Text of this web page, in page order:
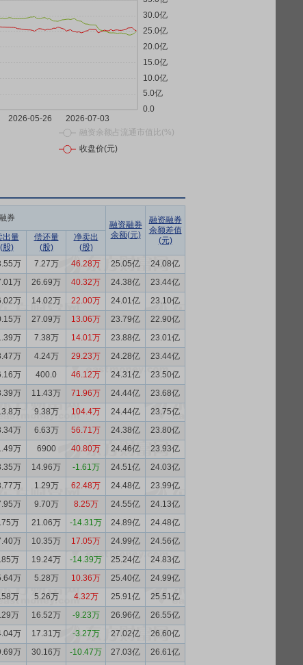
券
融资融券
余额(元)
融资融券
余额差值
(元)
出量
(股)
偿还量
(股)
净卖出
(股)
万 7.27万 46.28万 25.05亿
24.08亿
万 26.69万 40.32万 24.38亿
23.44亿
万 14.02万 22.00万 24.01亿
23.10亿
万 27.09万 13.06万 23.79亿
22.90亿
万 7.38万 14.01万 23.88亿
23.01亿
万 4.24万 29.23万 24.28亿
23.44亿
万 400.0 46.12万 24.31亿
23.50亿
万 11.43万 71.96万 24.44亿
23.68亿
万 9.38万 104.4万 24.44亿
23.75亿
万 6.63万 56.71万 24.38亿
23.80亿
万 6900 40.80万 24.46亿
23.93亿
万 14.96万 -1.61万 24.51亿
24.03亿
万 1.29万 62.48万 24.48亿
23.99亿
万 9.70万 8.25万 24.55亿
24.13亿
万 21.06万 -14.31万 24.89亿
24.48亿
万 10.35万 17.05万 24.99亿
24.56亿
万 19.24万 -14.39万 25.24亿
24.83亿
万 5.28万 10.36万 25.40亿
24.99亿
万 5.26万 4.32万 25.91亿
25.51亿
万 16.52万 -9.23万 26.96亿
26.55亿
万 17.31万 -3.27万 27.02亿
26.60亿
万 30.16万 -10.47万 27.03亿
26.61亿